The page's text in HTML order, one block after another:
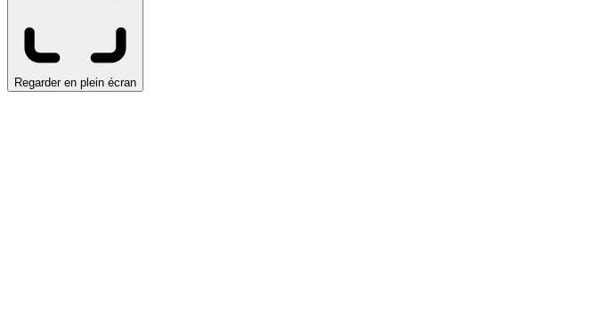
Regarder en plein écran